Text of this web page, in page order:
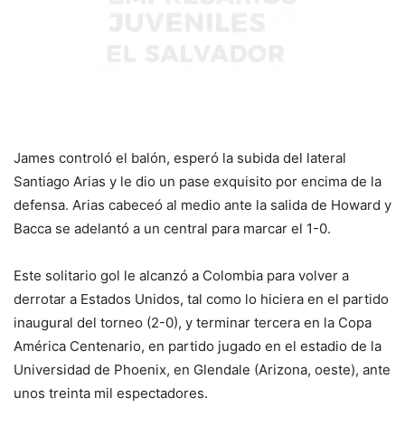
James controló el balón, esperó la subida del lateral
Santiago Arias y le dio un pase exquisito por encima de la
defensa. Arias cabeceó al medio ante la salida de Howard y
Bacca se adelantó a un central para marcar el 1-0.
Este solitario gol le alcanzó a Colombia para volver a
derrotar a Estados Unidos, tal como lo hiciera en el partido
inaugural del torneo (2-0), y terminar tercera en la Copa
América Centenario, en partido jugado en el estadio de la
Universidad de Phoenix, en Glendale (Arizona, oeste), ante
unos treinta mil espectadores.